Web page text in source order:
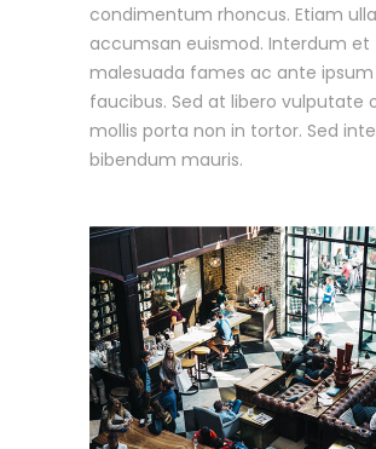
condimentum rhoncus. Etiam
accumsan euismod. Interdum et
malesuada fames ac ante ipsum
faucibus. Sed at libero vulputate
mollis porta non in tortor. Sed
bibendum mauris.